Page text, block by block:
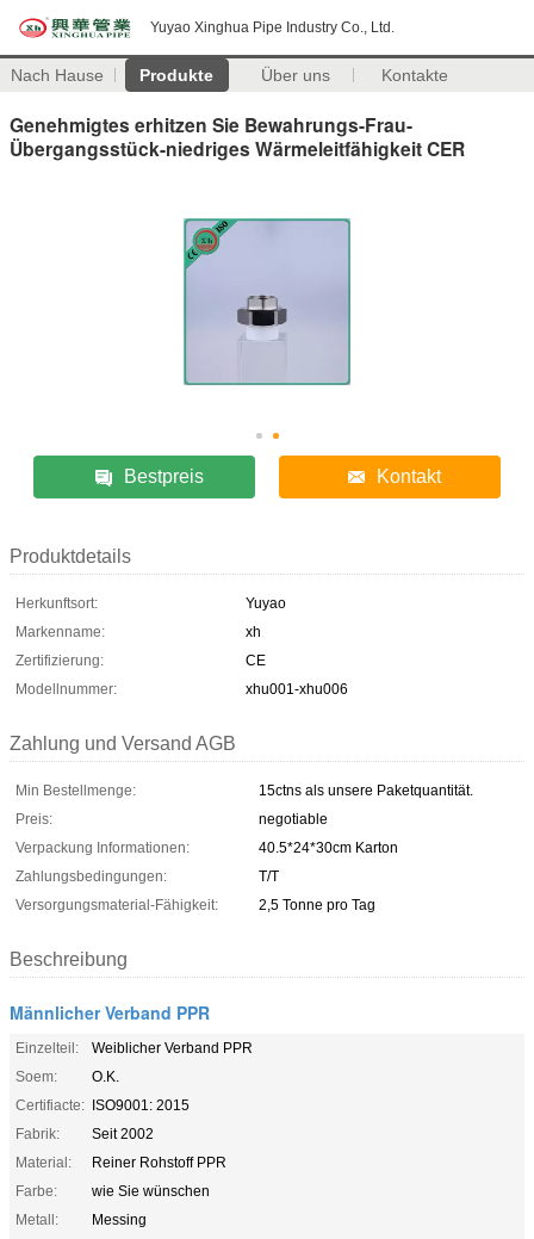
Yuyao Xinghua Pipe Industry Co., Ltd.
Nach Hause Produkte Über uns Kontakte
Genehmigtes erhitzen Sie Bewahrungs-Frau-
Übergangsstück-niedriges Wärmeleitfähigkeit CER
Bestpreis Kontakt
Produktdetails
Herkunftsort:
Yuyao
Markenname:
xh
Zertifizierung:
CE
Modellnummer:
xhu001-xhu006
Zahlung und Versand AGB
Min Bestellmenge:
15ctns als unsere Paketquantität.
Preis:
negotiable
Verpackung Informationen:
40.5*24*30cm Karton
Zahlungsbedingungen:
T/T
Versorgungsmaterial-Fähigkeit:
2,5 Tonne pro Tag
Beschreibung
Männlicher Verband PPR
Einzelteil:
Weiblicher Verband PPR
Soem:
O.K.
Certifiacte: ISO9001: 2015
Fabrik:
Seit 2002
Material:
Reiner Rohstoff PPR
Farbe:
wie Sie wünschen
Metall:
Messing